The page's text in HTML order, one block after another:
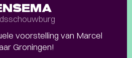
voorstelling van Marcel
Groningen!